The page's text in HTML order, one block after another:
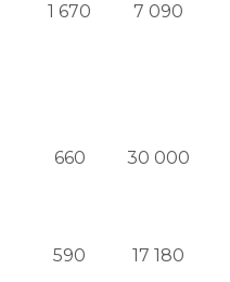
1 670 7 090
660 30 000
590 17 180